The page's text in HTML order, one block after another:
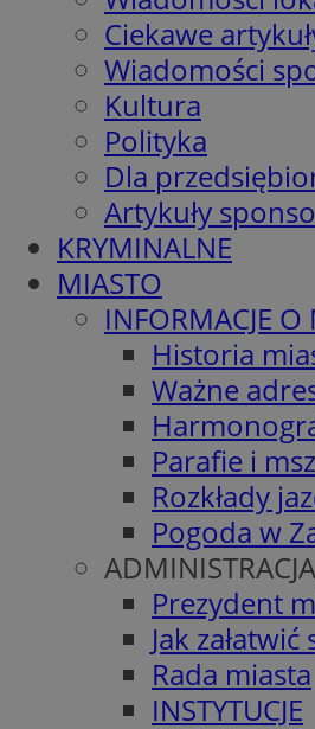
Ciekawe
Wiadomości
Kultura
Polityka
Dla
Artykuły
KRYMINALNE
MIASTO
INFORMACJE O
Historia
Ważne
Parafie i
Rozkłady
Pogoda w
ADMINISTRACJA
Prezydent
Jak
Rada miasta
INSTYTUCJE